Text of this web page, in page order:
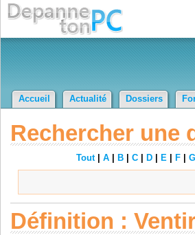
Accueil Actualité Dossiers
Rechercher une
Tout| A B C D E F G
Définition :